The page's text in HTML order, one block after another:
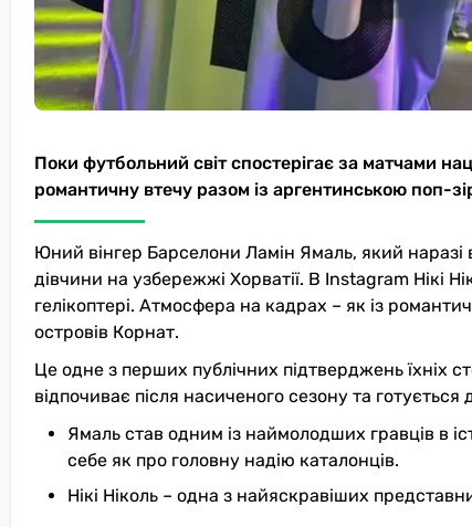
Поки футбольний світ спостерігає за матчами
романтичну втечу разом із аргентинською поп-
Юний вінгер Барселони Ламін Ямаль, який наразі
дівчини на узбережжі Хорватії. В Instagram Нікі
гелікоптері. Атмосфера на кадрах – як із
островів Корнат.
Це одне з перших публічних підтверджень їхніх
відпочиває після насиченого сезону та
Ямаль став одним із наймолодших гравців в
себе як про головну надію каталонців.
Нікі Ніколь – одна з найяскравіших